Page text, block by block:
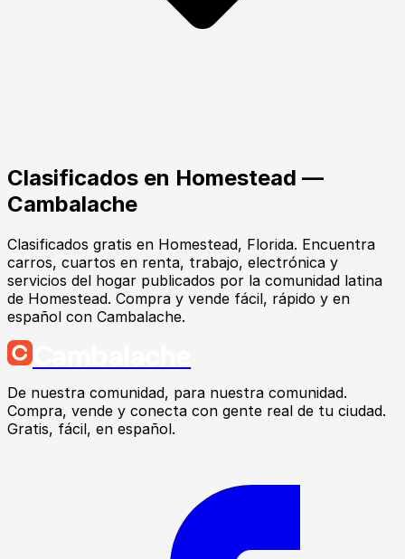
Clasificados en Homestead —
Cambalache
Clasificados gratis en Homestead, Florida. Encuentra
carros, cuartos en renta, trabajo, electrónica y
servicios del hogar publicados por la comunidad latina
de Homestead. Compra y vende fácil, rápido y en
español con Cambalache.
De nuestra comunidad, para nuestra comunidad.
Compra, vende y conecta con gente real de tu ciudad.
Gratis, fácil, en español.